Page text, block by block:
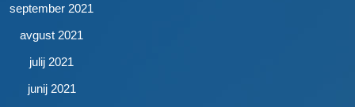
september 2021
avgust 2021
julij 2021
junij 2021